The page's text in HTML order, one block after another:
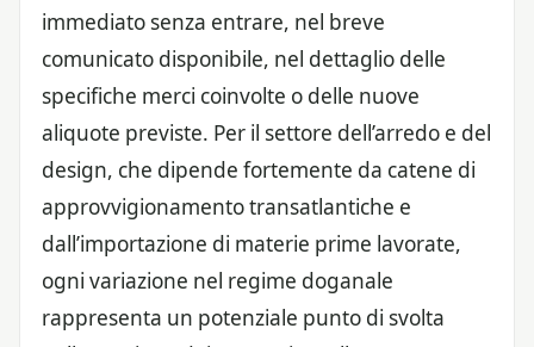
immediato senza entrare, nel breve
comunicato disponibile, nel dettaglio delle
specifiche merci coinvolte o delle nuove
aliquote previste. Per il settore dell’arredo e del
design, che dipende fortemente da catene di
approvvigionamento transatlantiche e
dall’importazione di materie prime lavorate,
ogni variazione nel regime doganale
rappresenta un potenziale punto di svolta